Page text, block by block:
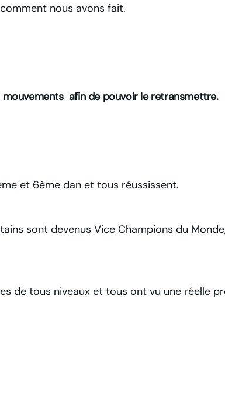
nous avons fait.
afin de pouvoir le retransmettre.
et 6ème dan et tous réussissent.
sont devenus Vice Champions du
de tous niveaux et tous ont vu une réelle